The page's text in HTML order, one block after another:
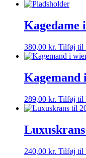
Kagedame
380,00 kr. Tilføj til
Kagemand
289,00 kr. Tilføj til
240,00 kr. Tilføj til